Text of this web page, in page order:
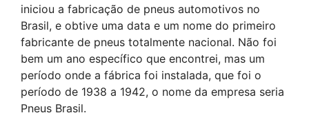
iniciou a fabricação de pneus automotivos no
Brasil, e obtive uma data e um nome do primeiro
fabricante de pneus totalmente nacional. Não foi
bem um ano específico que encontrei, mas um
período onde a fábrica foi instalada, que foi o
período de 1938 a 1942, o nome da empresa seria
Pneus Brasil.